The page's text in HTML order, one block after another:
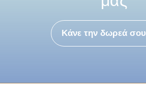
Κάνε την δωρεά σου